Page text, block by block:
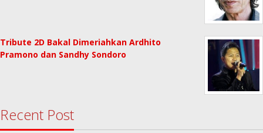
Tribute 2D Bakal Dimeriahkan Ardhito
Pramono dan Sandhy Sondoro
Recent Post